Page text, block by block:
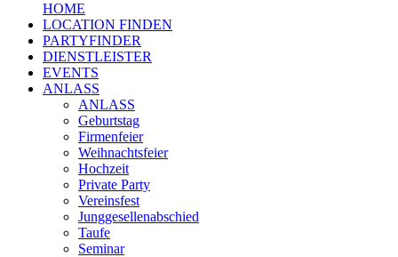
HOME
LOCATION FINDEN
PARTYFINDER
DIENSTLEISTER
EVENTS
ANLASS
ANLASS
Geburtstag
Firmenfeier
Weihnachtsfeier
Hochzeit
Private Party
Vereinsfest
Junggesellenabschied
Taufe
Seminar